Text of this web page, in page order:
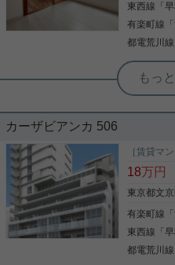
実用春日ホーム 茗荷谷店 堀田
有楽町
室5.2帖は
すい間取りの2LDK！ キ
屋、南西向きのお
くださいませ！ ★お電話でのご相談
6902-5021
写真(9)
東西線 「
有楽町線 「
都電荒川線
実用春日ホーム 小石川店 谷口淳
駅徒歩
を減らす
在空家と
能となっ
途に合わ
タイルに必
い探しをサ
写真(9)
カーザビアンカ 506
［賃貸マ
18万円
東京都文
有楽町線 「
東西線 「
都電荒川線